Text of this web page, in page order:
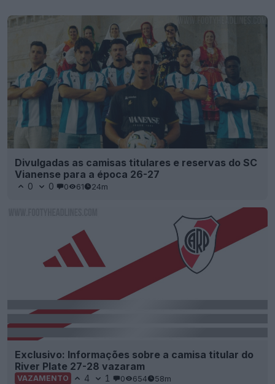
Divulgadas as camisas titulares e reservas do SC
Vianense para a época 26-27
0 0 0 61 24m
Exclusivo: Informações sobre a camisa titular do
River Plate 27-28 vazaram
VAZAMENTO 4 1 0 654 58m